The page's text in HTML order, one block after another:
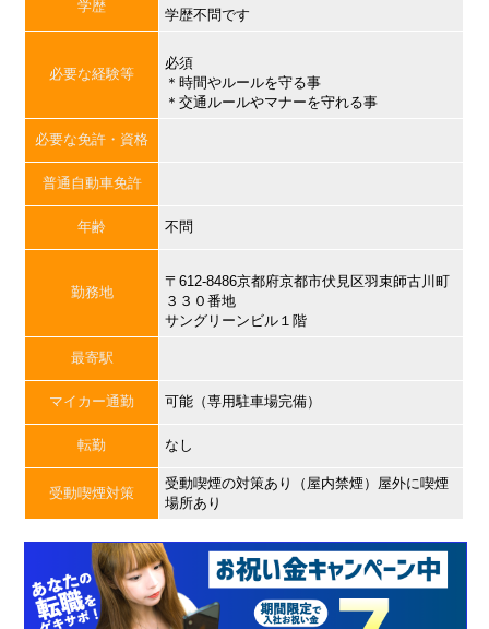
学歴
学歴不問です
必要な経験等
必須
＊時間やルールを守る事
＊交通ルールやマナーを守れる事
必要な免許・資格
普通自動車免許
年齢 不問
勤務地
〒612-8486京都府京都市伏見区羽束師古川町
３３０番地
サングリーンビル１階
最寄駅
マイカー通勤 可能（専用駐車場完備）
転勤 なし
受動喫煙対策
受動喫煙の対策あり（屋内禁煙）屋外に喫煙
場所あり